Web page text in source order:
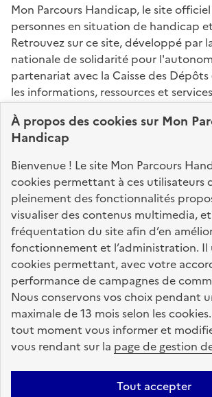
À propos descookiessur Mon
Handicap
Bienvenue ! Le site Mon Parcours
cookies permettant à ces utilisateurs
pleinement des fonctionnalités
visualiser des contenus multimedia,
fréquentation du site afin d’en
fonctionnement et l’administration. Il
cookies permettant, avec votre
performance de campagnes de
Nous conservons vos choix pendant
maximale de 13 mois selon les
tout moment vous informer et
vous rendant sur la page de gestion
Tout accepter
Mon Parcours Handicap, le site
personnes en situation de handicap
Retrouvez sur ce site, développé par
nationale de solidarité pour
partenariat avec la Caisse des
les informations, ressources et
connaître vos droits, effectuer vos
identifier vos interlocuteurs.
Nos sites partenaires
info.gouv.fr service-public.fr
data.gouv.fr
Nos partenaires
La Caisse des
accompagne les
de vie
Plan du site Accessibilité : totalement conforme